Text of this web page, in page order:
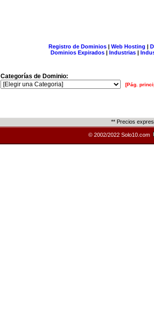
Registro de Dominios| Web Hosting |
Dominios Expirados | Industrias |
Categorías de Dominio:
[Pág.
** Precios
© 2002/2022 Solo10.com